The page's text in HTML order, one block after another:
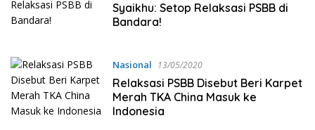
Syaikhu: Setop Relaksasi PSBB di
Bandara!
Nasional 13/05/2020
Relaksasi PSBB Disebut Beri Karpet
Merah TKA China Masuk ke
Indonesia